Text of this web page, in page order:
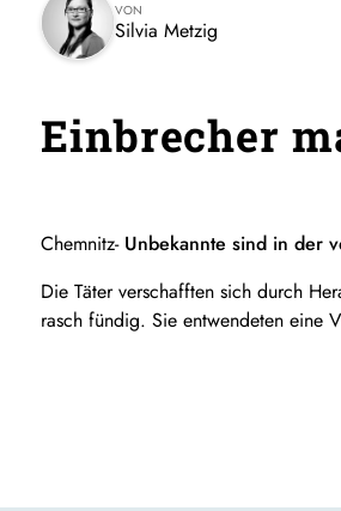
VON
Silvia Metzig
Einbrecher
Chemnitz- Unbekannte sind in der
Die Täter verschafften sich durch
rasch fündig. Sie entwendeten eine